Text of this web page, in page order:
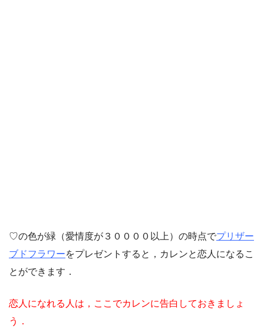
♡の色が緑（愛情度が３００００以上）の時点でプリザー
ブドフラワーをプレゼントすると，カレンと恋人になるこ
とができます．
恋人になれる人は，ここでカレンに告白しておきましょ
う．